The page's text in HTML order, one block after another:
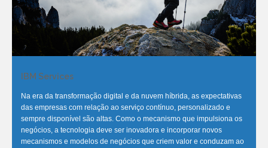
IBM Services
Na era da transformação digital e da nuvem híbrida, as expectativas
das empresas com relação ao serviço contínuo, personalizado e
sempre disponível são altas. Como o mecanismo que impulsiona os
negócios, a tecnologia deve ser inovadora e incorporar novos
mecanismos e modelos de negócios que criem valor e conduzam ao